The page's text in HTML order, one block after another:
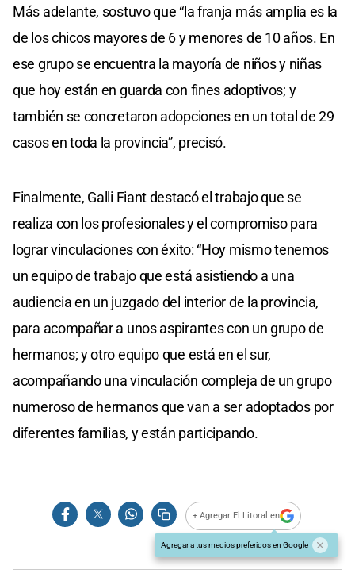
Más adelante, sostuvo que “la franja más amplia es la
de los chicos mayores de 6 y menores de 10 años. En
ese grupo se encuentra la mayoría de niños y niñas
que hoy están en guarda con fines adoptivos; y
también se concretaron adopciones en un total de 29
casos en toda la provincia”, precisó.
Finalmente, Galli Fiant destacó el trabajo que se
realiza con los profesionales y el compromiso para
lograr vinculaciones con éxito: “Hoy mismo tenemos
un equipo de trabajo que está asistiendo a una
audiencia en un juzgado del interior de la provincia,
para acompañar a unos aspirantes con un grupo de
hermanos; y otro equipo que está en el sur,
acompañando una vinculación compleja de un grupo
numeroso de hermanos que van a ser adoptados por
diferentes familias, y están participando.
+ Agregar El Litoral en
Agregar a tus medios preferidos en Google